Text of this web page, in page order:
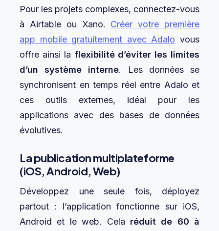
Pour les projets complexes, connectez-vous
à Airtable ou Xano. Créer votre première
app mobile gratuitement avec Adalo vous
offre ainsi la flexibilité d’éviter les limites
d’un système interne. Les données se
synchronisent en temps réel entre Adalo et
ces outils externes, idéal pour les
applications avec des bases de données
évolutives.
La publication multiplateforme
(iOS, Android, Web)
Développez une seule fois, déployez
partout : l’application fonctionne sur iOS,
Android et le web. Cela réduit de 60 à